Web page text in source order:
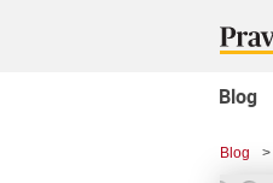
Blog
Blog >